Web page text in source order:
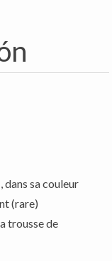
dans sa couleur
(rare)
trousse de